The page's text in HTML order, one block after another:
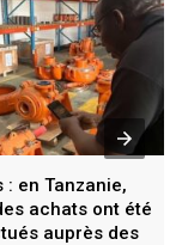
: en Tanzanie,
achats ont été
auprès des